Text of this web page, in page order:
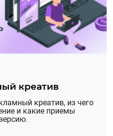
креатив
креатив, из чего
и какие приемы